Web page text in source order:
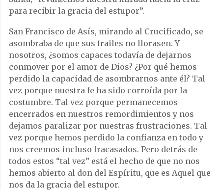
para recibir la gracia del estupor”.
San Francisco de Asís, mirando al Crucificado, se
asombraba de que sus frailes no llorasen. Y
nosotros, ¿somos capaces todavía de dejarnos
conmover por el amor de Dios? ¿Por qué hemos
perdido la capacidad de asombrarnos ante él? Tal
vez porque nuestra fe ha sido corroída por la
costumbre. Tal vez porque permanecemos
encerrados en nuestros remordimientos y nos
dejamos paralizar por nuestras frustraciones. Tal
vez porque hemos perdido la confianza en todo y
nos creemos incluso fracasados. Pero detrás de
todos estos “tal vez” está el hecho de que no nos
hemos abierto al don del Espíritu, que es Aquel que
nos da la gracia del estupor.